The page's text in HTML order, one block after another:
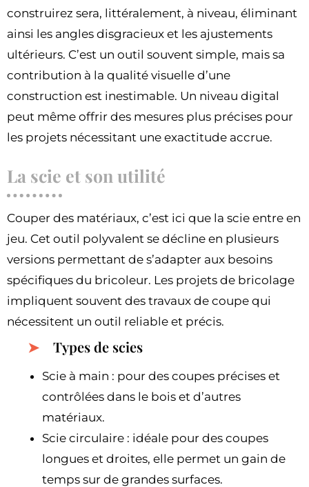
construirez sera, littéralement, à niveau, éliminant
ainsi les angles disgracieux et les ajustements
ultérieurs. C’est un outil souvent simple, mais sa
contribution à la qualité visuelle d’une
construction est inestimable. Un niveau digital
peut même offrir des mesures plus précises pour
les projets nécessitant une exactitude accrue.
La scie et son utilité
Couper des matériaux, c’est ici que la scie entre en
jeu. Cet outil polyvalent se décline en plusieurs
versions permettant de s’adapter aux besoins
spécifiques du bricoleur. Les projets de bricolage
impliquent souvent des travaux de coupe qui
nécessitent un outil reliable et précis.
Types de scies
Scie à main : pour des coupes précises et
contrôlées dans le bois et d’autres
matériaux.
Scie circulaire : idéale pour des coupes
longues et droites, elle permet un gain de
temps sur de grandes surfaces.